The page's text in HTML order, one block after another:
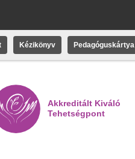
Kézikönyv Pedagóguskártya
Akkreditált Kiváló
Tehetségpont